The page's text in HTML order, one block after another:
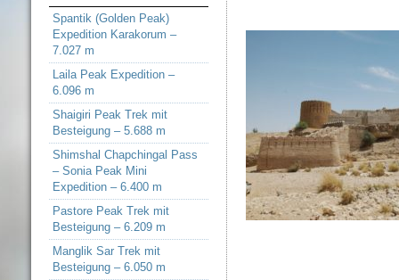
Spantik (Golden Peak)
Expedition Karakorum –
7.027 m
Laila Peak Expedition –
6.096 m
Shaigiri Peak Trek mit
Besteigung – 5.688 m
Shimshal Chapchingal Pass
– Sonia Peak Mini
Expedition – 6.400 m
Pastore Peak Trek mit
Besteigung – 6.209 m
Manglik Sar Trek mit
Besteigung – 6.050 m